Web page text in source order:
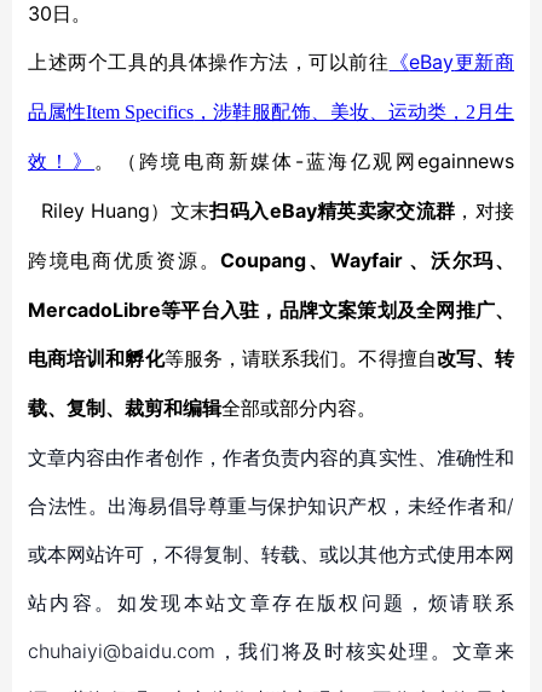
30日。
上述两个工具的具体操作方法，可以前往 《eBay更新商
品属性Item Specifics ，涉鞋服配饰、美妆、运动类， 2 月生
效！》 。 （跨境电商新媒体 -蓝海亿观网egainnews
Riley Huang）文末扫码入eBay精英卖家交流群 ，对接
跨境电商优质资源。Coupang、Wayfair 、沃尔玛、
MercadoLibre等平台入驻，品牌文案策划及全网推广、
电商培训和孵化等服务， 请联系我们。不得擅自改写、转
载、复制、裁剪和编辑全部或部分内容。
文章内容由作者创作，作者负责内容的真实性、准确性和
合法性。出海易倡导尊重与保护知识产权，未经作者和/
或本网站许可，不得复制、转载、或以其他方式使用本网
站内容。如发现本站文章存在版权问题，烦请联系
chuhaiyi@baidu.com，我们将及时核实处理。文章来